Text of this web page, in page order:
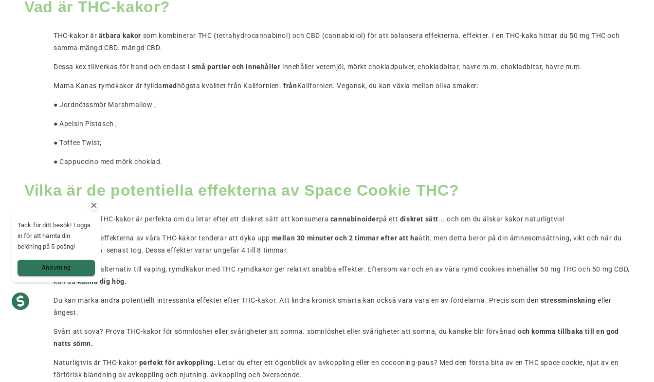
Vad är THC-kakor?
THC-kakor är ätbara kakor som kombinerar THC (tetrahydrocannabinol) och CBD (cannabidiol) för att balansera effekterna. effekter. I en THC-kaka hittar du 50 mg THC och
samma mängd CBD. mängd CBD.
Dessa kex tillverkas för hand och endast i små partier och innehåller innehåller vetemjöl, mörkt chokladpulver, chokladbitar, havre m.m. chokladbitar, havre m.m.
Mama Kanas rymdkakor är fylldamed högsta kvalitet från Kalifornien.frånKalifornien. Vegansk, du kan växla mellan olika smaker:
● Jordnötssmör Marshmallow ;
● Apelsin Pistasch ;
● Toffee Twist;
● Cappuccino med mörk choklad.
Vilka är de potentiella effekterna av Space Cookie THC?
Mama Kana's THC-kakor är perfekta om du letar efter ett diskret sätt att konsumera cannabinoiderpå ett diskret sätt... och om du älskar kakor naturligtvis!
De potentiella effekterna av våra THC-kakor tenderar att dyka upp mellan 30 minuter och 2 timmar efter att haätit, men detta beror på din ämnesomsättning, vikt och när du
senast tog den. senast tog. Dessa effekter varar ungefär 4 till 8 timmar.
Ett intressant alternativ till vaping, rymdkakor med THC rymdkakor ger relativt snabba effekter. Eftersom var och en av våra rymd cookies innehåller 50 mg THC och 50 mg CBD,
kan dukänna dig hög.
Du kan märka andra potentiellt intressanta effekter efter THC-kakor. Att lindra kronisk smärta kan också vara vara en av fördelarna. Precis som den stressminskningeller
ångest.
Svårt att sova? Prova THC-kakor för sömnlöshet eller svårigheter att somna. sömnlöshet eller svårigheter att somna, du kanske blir förvånad och komma tillbaka till en god
natts sömn.
Naturligtvis är THC-kakor perfekt för avkoppling. Letar du efter ett ögonblick av avkoppling eller en cocooning-paus? Med den första bita av en THC space cookie, njut av en
förförisk blandning av avkoppling och njutning. avkoppling och överseende.
Tack för ditt besök! Logga
in för att hämta din
belöning på 5 poäng!
Anslutning